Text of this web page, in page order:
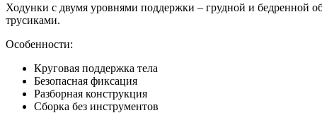
Ходунки с двумя уровнями поддержки – грудной и бедренной
трусиками.
Особенности:
Круговая поддержка тела
Безопасная фиксация
Разборная конструкция
Сборка без инструментов